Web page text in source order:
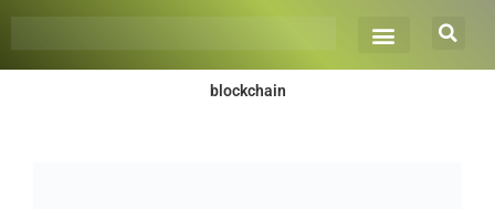
blockchain